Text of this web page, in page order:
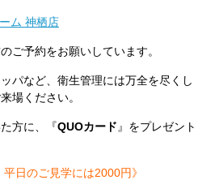
ム 神栖店
ご予約をお願いしています。
パなど、衛生管理には万全を尽くし
場ください。
方に、『QUOカード 』をプレゼント
日のご見学には2000円》